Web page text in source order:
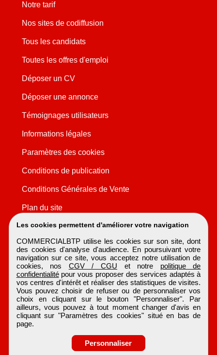
Les cookies permettent d'améliorer votre navigation
COMMERCIALBTP utilise les cookies sur son site, dont
des cookies d'analyse d'audience. En poursuivant votre
navigation sur ce site, vous acceptez notre utilisation de
cookies, nos CGV / CGU et notre politique de
confidentialitépour vous proposer des services adaptés à
vos centres d'intérêt et réaliser des statistiques de visites.
Vous pouvez choisir de refuser ou de personnaliser vos
choix en cliquant sur le bouton "Personnaliser". Par
ailleurs, vous pouvez à tout moment changer d'avis en
cliquant sur "Paramètres des cookies" situé en bas de
page.
Personnaliser
Notre tarif
Nos sites de codiffusion
Tous les candidats
Toutes les offres d'emploi
Déposer un CV
Déposer une annonce
Témoignages utilisateurs
Informations légales
Paramètres des cookies
Conditions de publication
Conditions Générales de Vente
Plan du site